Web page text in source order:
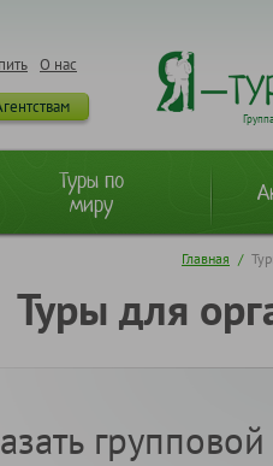
О нас
Туры по
миру
Главная /
Туры для
групповой